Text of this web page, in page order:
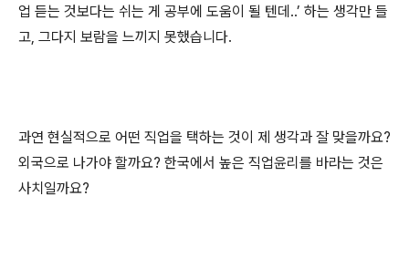
업 듣는 것보다는 쉬는 게 공부에 도움이 될 텐데 ..’ 하는 생각만 들
고, 그다지 보람을 느끼지 못했습니다.
과연 현실적으로 어떤 직업을 택하는 것이 제 생각과 잘 맞을까요?
외국으로 나가야 할까요? 한국에서 높은 직업윤리를 바라는 것은
사치일까요?